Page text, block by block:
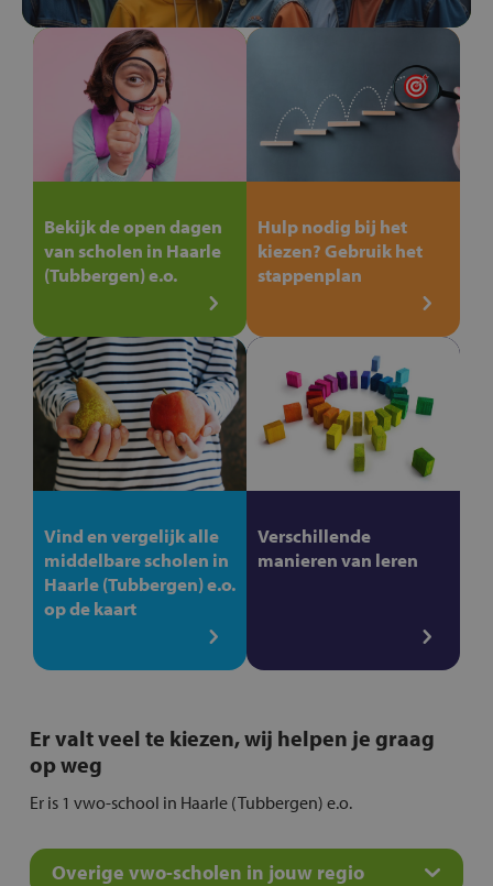
Bekijk de open dagen
van scholen in Haarle
(Tubbergen) e.o.
Hulp nodig bij het
kiezen? Gebruik het
stappenplan
Vind en vergelijk alle
middelbare scholen in
Haarle (Tubbergen) e.o.
op de kaart
Verschillende
manieren van leren
Er valt veel te kiezen, wij helpen je graag
op weg
Er is 1 vwo-school in Haarle (Tubbergen) e.o.
Overige vwo-scholen in jouw regio